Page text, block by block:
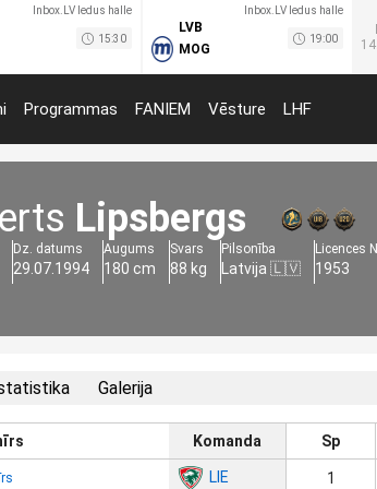
Inbox.LV ledus halle
15:30
Inbox.LV ledus halle
LVB
MOG
19:00
Programmas FANIEM Vēsture LHF
Lipsbergs
Dz. datums
29.07.1994
Augums
180 cm
Svars
88 kg
Pilsonība
Latvija 🇱🇻
Licences
1953
Galerija
Komanda Sp
LIE 1